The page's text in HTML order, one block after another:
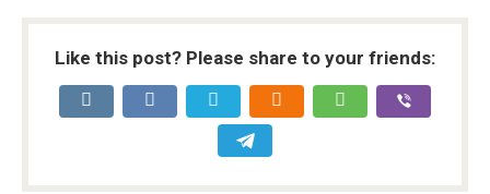
Like this post? Please share to your friends: